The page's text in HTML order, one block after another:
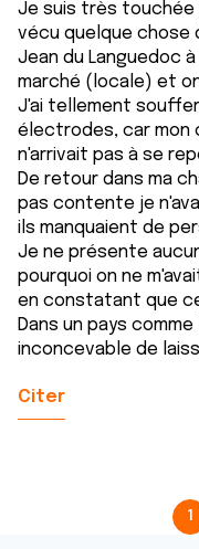
Je suis très touchée
vécu quelque chose
Jean du Languedoc
marché (locale) et
J'ai tellement
électrodes, car mon
n'arrivait pas à se
De retour dans ma
pas contente je
ils manquaient de
Je ne présente
pourquoi on ne
en constatant que
Dans un pays
inconcevable de
Citer
1